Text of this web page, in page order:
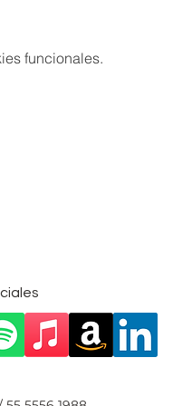
funcionales.